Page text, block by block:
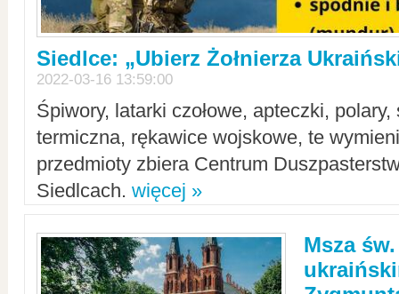
Siedlce: „Ubierz Żołnierza
2022-03-16 13:59:00
Śpiwory, latarki czołowe, apteczki,
termiczna, rękawice wojskowe, te
przedmioty zbiera Centrum
Siedlcach. więcej »
Msza